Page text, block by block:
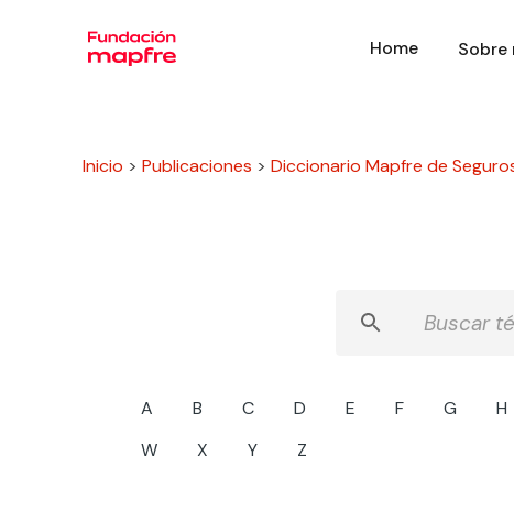
Home
Inicio > Publicaciones > Diccionario Mapfre de
A B C D E F G H
W
X Y Z